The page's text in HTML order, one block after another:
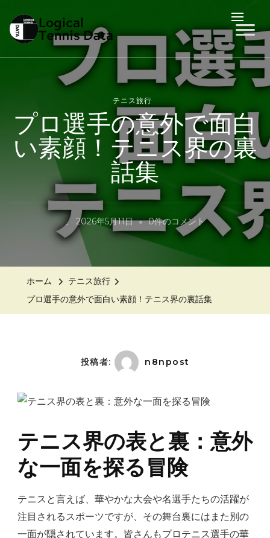
LTD
Logical Tennis Data
テニス旅行
プロ選手の意外で面白
い素顔！テニス界の裏
話集
、 2026年5月11日
プ
ロ
面
い
顔！
テ
ニ
界
の
裏
0件のコメント
ホーム
テニス旅行
プロ選手の意外で面白い素顔！テニス界の裏話集
投稿者: n8npost
テニス界の表と裏：意外
な一面を探る冒険
テニスと言えば、華やかな大会や名選手たちの活躍が
注目されるスポーツですが、その舞台裏にはまた別の
一面が隠されています。皆さんもプロテニス選手の華